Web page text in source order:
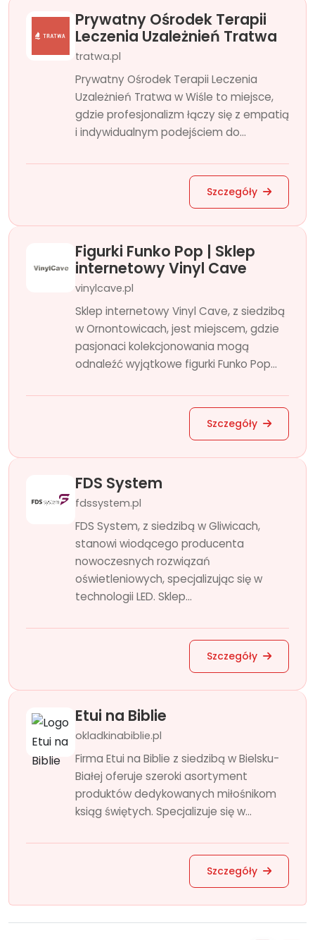
Prywatny Ośrodek Terapii
Leczenia Uzależnień Tratwa
tratwa.pl
Prywatny Ośrodek Terapii Leczenia
Uzależnień Tratwa w Wiśle to miejsce,
gdzie profesjonalizm łączy się z empatią
i indywidualnym podejściem do...
Szczegóły
Figurki Funko Pop | Sklep
internetowy Vinyl Cave
vinylcave.pl
Sklep internetowy Vinyl Cave, z siedzibą
w Ornontowicach, jest miejscem, gdzie
pasjonaci kolekcjonowania mogą
odnaleźć wyjątkowe figurki Funko Pop...
Szczegóły
FDS System
fdssystem.pl
FDS System, z siedzibą w Gliwicach,
stanowi wiodącego producenta
nowoczesnych rozwiązań
oświetleniowych, specjalizując się w
technologii LED. Sklep...
Szczegóły
Etui na Biblie
okladkinabiblie.pl
Firma Etui na Biblie z siedzibą w Bielsku-
Białej oferuje szeroki asortyment
produktów dedykowanych miłośnikom
ksiąg świętych. Specjalizuje się w...
Szczegóły